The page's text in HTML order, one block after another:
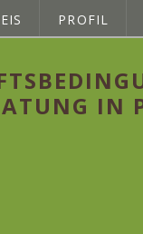
PROFIL
IN